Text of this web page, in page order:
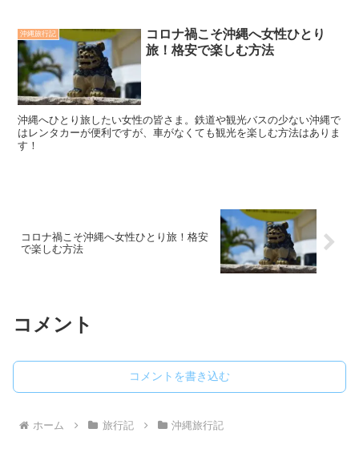
沖縄旅行記
コロナ禍こそ沖縄へ女性ひとり
旅！格安で楽しむ方法
沖縄へひとり旅したい女性の皆さま。鉄道や観光バスの少ない沖縄で
はレンタカーが便利ですが、車がなくても観光を楽しむ方法はありま
す！
コロナ禍こそ沖縄へ女性ひとり旅！格安
で楽しむ方法
コメント
コメントを書き込む
ホーム 旅行記 沖縄旅行記